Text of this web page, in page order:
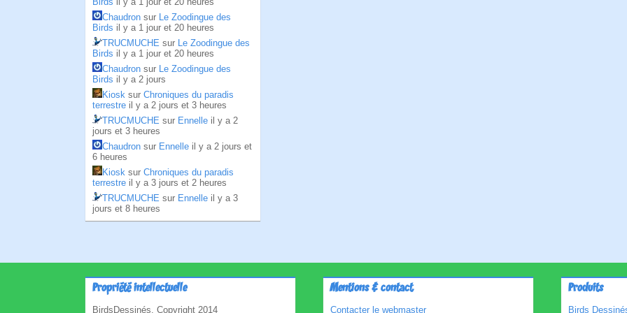
Chaudron sur Le Zoodingue des
Birds il y a 1 jour et 20 heures
TRUCMUCHE sur Le Zoodingue des
Birds il y a 1 jour et 20 heures
Chaudron sur Le Zoodingue des
Birds il y a 2 jours
Kiosk sur Chroniques du paradis
terrestre il y a 2 jours et 3 heures
TRUCMUCHE sur Ennelle il y a 2
jours et 3 heures
Chaudron sur Ennelle il y a 2 jours et
6 heures
Kiosk sur Chroniques du paradis
terrestre il y a 3 jours et 2 heures
TRUCMUCHE sur Ennelle il y a 3
jours et 8 heures
Propriété intellectuelle
BirdsDessinés, Copyright 2014
Mentions & contact
Contacter le webmaster
Produits
Birds